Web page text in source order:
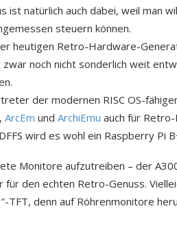
ist natürlich auch dabei, weil man
steuern können.
heutigen Retro-Hardware-
noch nicht sonderlich weit
der modernen RISC OS-
ArcEm und ArchiEmu auch für Retro-
wird es wohl ein Raspberry Pi
Monitore aufzutreiben – der
für den echten Retro-Genuss.
TFT, denn auf Röhrenmonitore